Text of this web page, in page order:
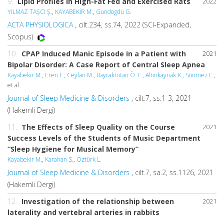
YILMAZ TAŞCI Ş., KAYABEKİR M., Gundogdu G.
ACTA PHYSIOLOGICA, cilt.234, ss.74, 2022 (SCI-Expanded,
Scopus)
2021
10. CPAP Induced Manic Episode in a Patient with
Bipolar Disorder: A Case Report of Central Sleep Apnea
Kayabekir M., Eren F., Ceylan M., Bayraktutan Ö. F., Altınkaynak K., Sönmez E.,
et al.
Journal of Sleep Medicine & Disorders , cilt.7, ss.1-3, 2021
(Hakemli Dergi)
2021
11. The Effects of Sleep Quality on the Course
Success Levels of the Students of Music Department
“Sleep Hygiene for Musical Memory”
Kayabekir M., Karahan S., Öztürk L.
Journal of Sleep Medicine & Disorders , cilt.7, sa.2, ss.1126, 2021
(Hakemli Dergi)
2021
12. Investigation of the relationship between
laterality and vertebral arteries in rabbits